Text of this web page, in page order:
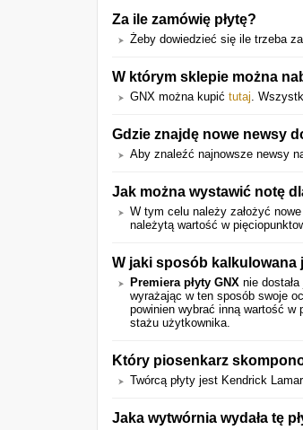
Za ile zamówię płytę?
Żeby dowiedzieć się ile trzeba
W którym sklepie można
GNX można kupić tutaj.
Gdzie znajdę nowe newsy
Aby znaleźć najnowsze newsy
Jak można wystawić notę
W tym celu należy założyć
należytą wartość w
W jaki sposób kalkulowana
Premiera płyty GNX nie
wyrażając w ten sposób swoje
powinien wybrać inną wartość w
stażu użytkownika.
Który piosenkarz
Twórcą płyty jest Kendrick
Jaka wytwórnia wydała tę